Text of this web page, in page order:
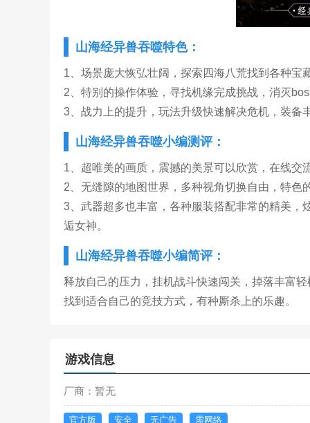
山海经异兽吞噬特色：
1、场景庞大恢弘壮阔，探索四海八荒找到各种宝
2、特别的操作体验，寻找机缘完成挑战，消灭
3、战力上的提升，玩法升级快速解决危机，装备
山海经异兽吞噬小编测评：
1、超唯美的画质，震撼的美景可以欣赏，在线交
2、无缝隙的地图世界，多种视角切换自由，特
3、武器超多也丰富，各种服装搭配非常的精美，
逅女神。
山海经异兽吞噬小编简评：
释放自己的压力，挂机战斗快速闯关，掉落丰富
找到适合自己的竞技方式，有种厮杀上的乐趣。
游戏信息
厂商：暂无
官方版 安全 无广告 需网络